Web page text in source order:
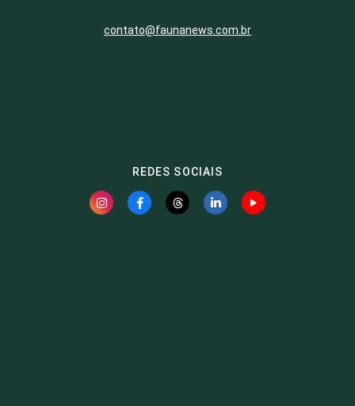
contato@faunanews.com.br
REDES SOCIAIS